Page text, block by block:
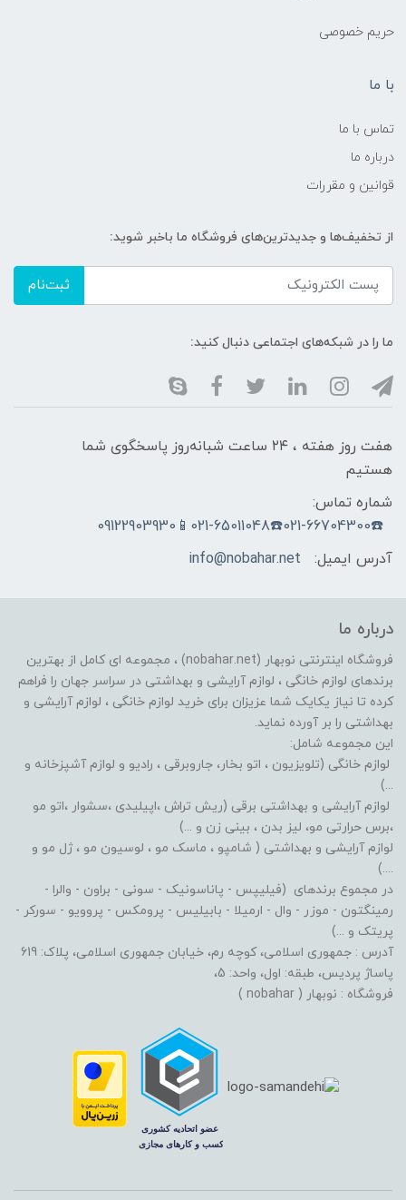
حریم خصوصی
با ما
تماس با ما
درباره ما
قوانین و مقررات
از تخفیف‌ها و جدیدترین‌های فروشگاه ما باخبر شوید:
ثبت‌نام
ما را در شبکه‌های اجتماعی دنبال کنید:
هفت روز هفته ، ۲۴ ساعت شبانه‌روز پاسخگوی شما
هستیم
شماره تماس:
☎️021-66704300☎️021-65011048📱09122903930
آدرس ایمیل:
info@nobahar.net
درباره ما
فروشگاه اینترنتی نوبهار (nobahar.net) ، مجموعه ای کامل از بهترین
برندهای لوازم خانگی ، لوازم آرایشی و بهداشتی در سراسر جهان را فراهم
کرده تا نیاز یکایک شما عزیزان برای خرید لوازم خانگی ، لوازم آرایشی و
بهداشتی را بر آورده نماید.
این مجموعه شامل:
لوازم خانگی (تلویزیون ، اتو بخار، جاروبرقی ، رادیو و لوازم آشپزخانه و
...)
لوازم آرایشی و بهداشتی برقی (ریش تراش ،اپیلیدی ،سشوار ،اتو مو
،برس حرارتی مو، لیز بدن ، بینی زن و ...)
لوازم آرایشی و بهداشتی ( شامپو ، ماسک مو ، لوسیون مو ، ژل مو و
....)
در مجموع برندهای (فیلیپس - پاناسونیک - سونی - براون - والرا -
رمینگتون - موزر - وال - ارمیلا - بابیلیس - پرومکس - پروویو - سورکر -
پریتک و ...)
آدرس : جمهوری اسلامی، کوچه رم، خیابان جمهوری اسلامی، پلاک: 619
پاساژ پردیس، طبقه: اول، واحد: 5،
فروشگاه : نوبهار ( nobahar )